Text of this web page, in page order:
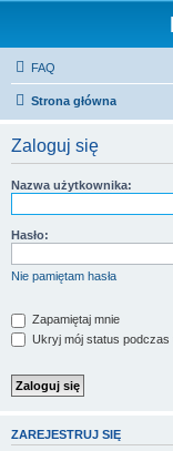
FAQ
Strona główna
Zaloguj się
Nazwa użytkownika:
Hasło:
Nie pamiętam hasła
Zapamiętaj mnie
Ukryj mój status podczas
ZAREJESTRUJ SIĘ